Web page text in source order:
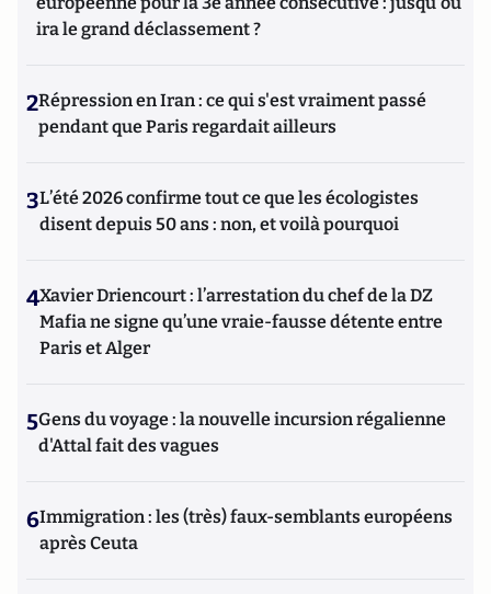
ira le grand déclassement ?
2Répression en Iran : ce qui s'est vraiment passé
pendant que Paris regardait ailleurs
3L’été 2026 confirme tout ce que les écologistes
disent depuis 50 ans : non, et voilà pourquoi
4Xavier Driencourt : l’arrestation du chef de la DZ
Mafia ne signe qu’une vraie-fausse détente entre
Paris et Alger
5Gens du voyage : la nouvelle incursion régalienne
d'Attal fait des vagues
6Immigration : les (très) faux-semblants européens
après Ceuta